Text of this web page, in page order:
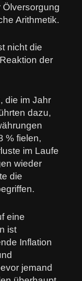
Arithmetik.
nicht die
der
die im Jahr
dazu,
% fielen,
im Laufe
wieder
die
eine
ist
Inflation
jemand